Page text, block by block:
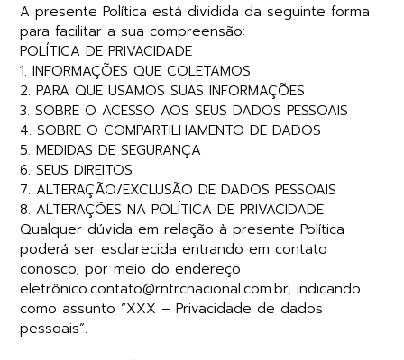
A presente Política está dividida da seguinte forma
para facilitar a sua compreensão:
POLÍTICA DE PRIVACIDADE
1. INFORMAÇÕES QUE COLETAMOS
2. PARA QUE USAMOS SUAS INFORMAÇÕES
3. SOBRE O ACESSO AOS SEUS DADOS PESSOAIS
4. SOBRE O COMPARTILHAMENTO DE DADOS
5. MEDIDAS DE SEGURANÇA
6. SEUS DIREITOS
7. ALTERAÇÃO/EXCLUSÃO DE DADOS PESSOAIS
8. ALTERAÇÕES NA POLÍTICA DE PRIVACIDADE
Qualquer dúvida em relação à presente Política
poderá ser esclarecida entrando em contato
conosco, por meio do endereço
eletrônico contato@rntrcnacional.com.br,indicando
como assunto “XXX – Privacidade de dados
pessoais”.